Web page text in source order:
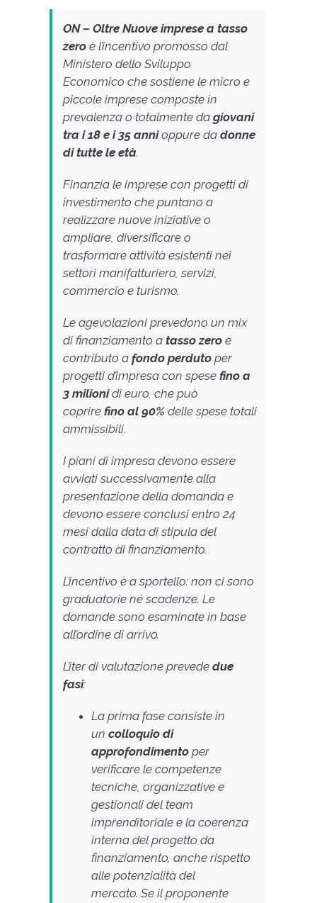
ON – Oltre Nuove imprese a tasso
zero è l’incentivo promosso dal
Ministero dello Sviluppo
Economico che sostiene le micro e
piccole imprese composte in
prevalenza o totalmente da giovani
tra i 18 e i 35 annioppure da donne
di tutte le età.
Finanzia le imprese con progetti di
investimento che puntano a
realizzare nuove iniziative o
ampliare, diversificare o
trasformare attività esistenti nei
settori manifatturiero, servizi,
commercio e turismo.
Le agevolazioni prevedono un mix
di finanziamento a tasso zero e
contributo a fondo perduto per
progetti d’impresa con spese fino a
3 milionidi euro, che può
coprire fino al 90% delle spese totali
ammissibili.
I piani di impresa devono essere
avviati successivamente alla
presentazione della domanda e
devono essere conclusi entro 24
mesi dalla data di stipula del
contratto di finanziamento.
L’incentivo è a sportello: non ci sono
graduatorie né scadenze. Le
domande sono esaminate in base
all’ordine di arrivo.
L’iter di valutazione prevede due
fasi:
La prima fase consiste in
un colloquio di
approfondimento per
verificare le competenze
tecniche, organizzative e
gestionali del team
imprenditoriale e la coerenza
interna del progetto da
finanziamento, anche rispetto
alle potenzialità del
mercato. Se il proponente